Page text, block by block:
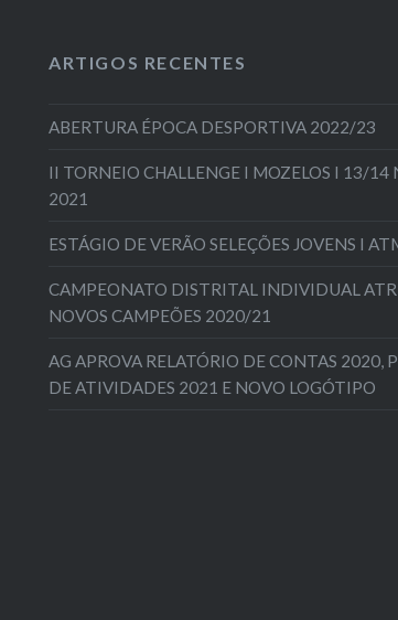
ARTIGOS RECENTES
ABERTURA ÉPOCA DESPORTIVA 2022/23
II TORNEIO CHALLENGE I MOZELOS I 13/14
2021
ESTÁGIO DE VERÃO SELEÇÕES JOVENS I
CAMPEONATO DISTRITAL INDIVIDUAL
NOVOS CAMPEÕES 2020/21
AG APROVA RELATÓRIO DE CONTAS 2020,
DE ATIVIDADES 2021 E NOVO LOGÓTIPO